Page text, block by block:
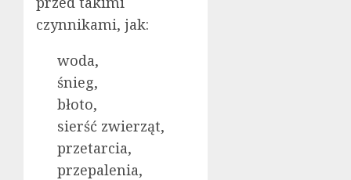
czynnikami, jak:
woda,
śnieg,
błoto,
sierść zwierząt,
przetarcia,
przepalenia,